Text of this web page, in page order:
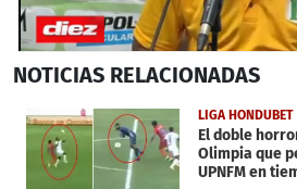
seconds
minutes,
seconds
NOTICIAS RELACIONADAS
LIGA HONDUBET
El doble
Olimpia que
UPNFM en